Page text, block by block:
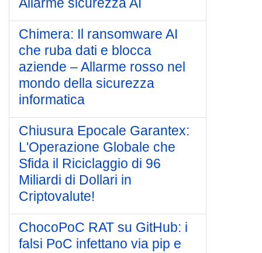
Chimera: Il ransomware AI
che ruba dati e blocca
aziende – Allarme rosso nel
mondo della sicurezza
informatica
Chiusura Epocale Garantex:
L'Operazione Globale che
Sfida il Riciclaggio di 96
Miliardi di Dollari in
Criptovalute!
ChocoPoC RAT su GitHub: i
falsi PoC infettano via pip e